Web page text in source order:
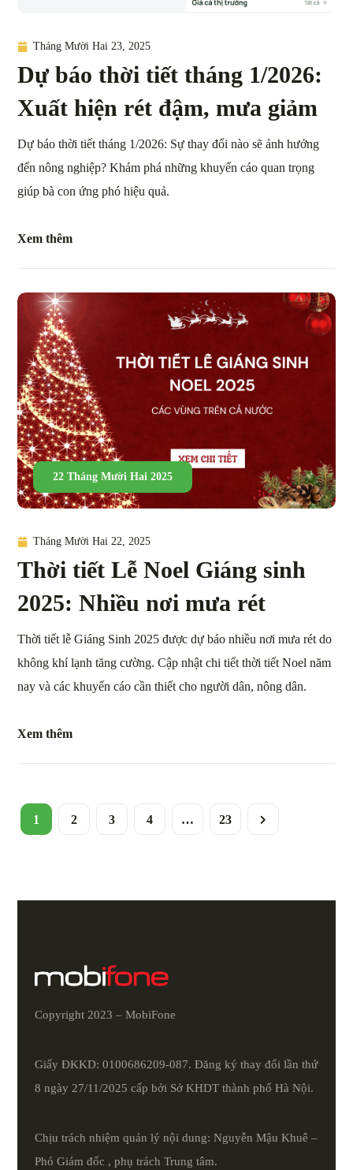
Tháng Mười Hai 23, 2025
Dự báo thời tiết tháng 1/2026:
Xuất hiện rét đậm, mưa giảm
Dự báo thời tiết tháng 1/2026: Sự thay đổi nào sẽ ảnh hưởng
đến nông nghiệp? Khám phá những khuyến cáo quan trọng
giúp bà con ứng phó hiệu quả.
Xem thêm
22 Tháng Mười Hai 2025
Tháng Mười Hai 22, 2025
Thời tiết Lễ Noel Giáng sinh
2025: Nhiều nơi mưa rét
Thời tiết lễ Giáng Sinh 2025 được dự báo nhiều nơi mưa rét do
không khí lạnh tăng cường. Cập nhật chi tiết thời tiết Noel năm
nay và các khuyến cáo cần thiết cho người dân, nông dân.
Xem thêm
1 2 3 4 … 23
Copyright 2023 – MobiFone
Giấy ĐKKD: 0100686209-087. Đăng ký thay đổi lần thứ
8 ngày 27/11/2025 cấp bởi Sở KHDT thành phố Hà Nội.
Chịu trách nhiệm quản lý nội dung: Nguyễn Mậu Khuê –
Phó Giám đốc , phụ trách Trung tâm.